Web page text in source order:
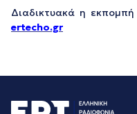
Διαδικτυακά η
ertecho.gr